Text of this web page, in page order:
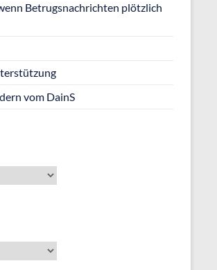
Betrugsnachrichten plötzlich
vom DainS